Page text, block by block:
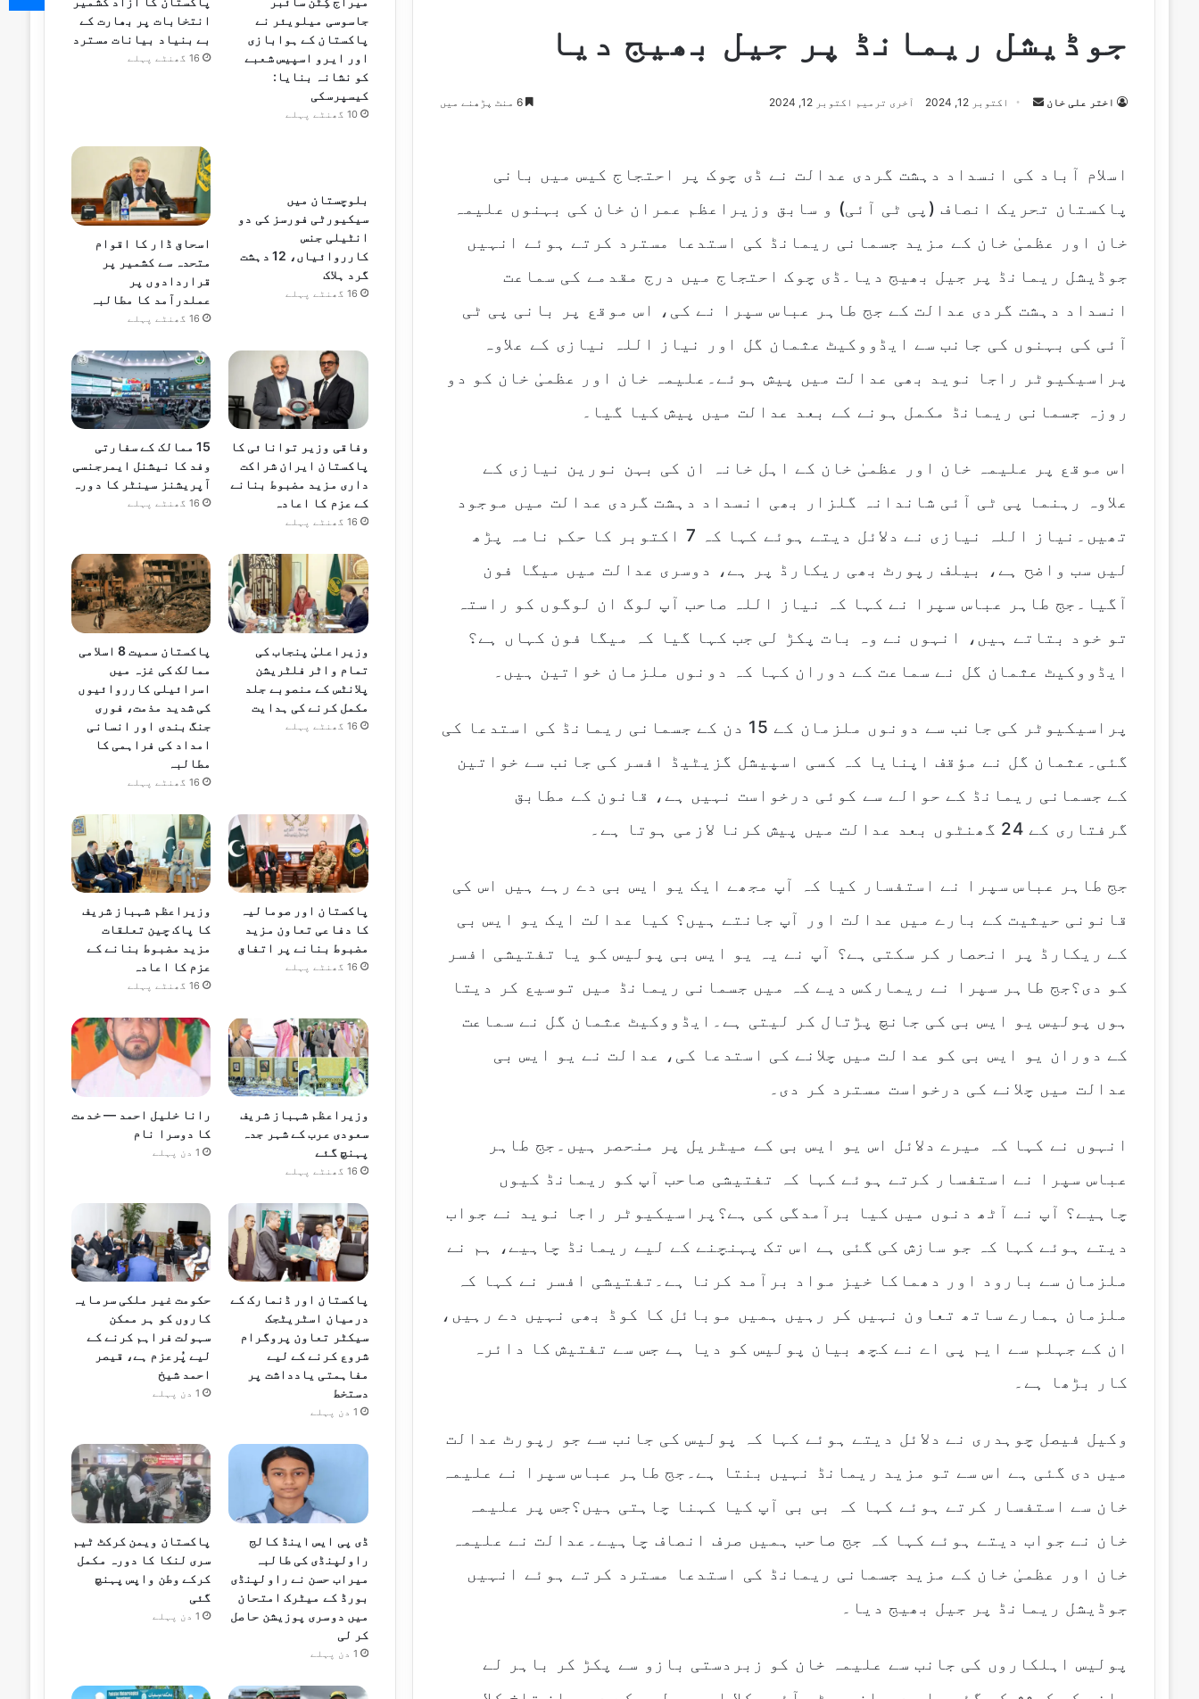
جوڈیشل ریمانڈ پر جیل بھیج دیا
اختر علی خان
S
n
m
l
اکتوبر 12, 2024 آخری ترمیم اکتوبر 12, 2024 6 منٹ پڑھنے میں
اسلام آباد کی انسداد دہشت گردی عدالت نے ڈی چوک پر احتجاج کیس میں بانی
پاکستان تحریک انصاف (پی ٹی آئی) و سابق وزیراعظم عمران خان کی بہنوں علیمہ
خان اور عظمیٰ خان کے مزید جسمانی ریمانڈ کی استدعا مسترد کرتے ہوئے انہیں
جوڈیشل ریمانڈ پر جیل بھیج دیا۔ڈی چوک احتجاج میں درج مقدمے کی سماعت
انسداد دہشت گردی عدالت کے جج طاہر عباس سپرا نے کی، اس موقع پر بانی پی ٹی
آئی کی بہنوں کی جانب سے ایڈووکیٹ عثمان گل اور نیاز اللہ نیازی کے علاوہ
پراسیکیوٹر راجا نوید بھی عدالت میں پیش ہوئے۔علیمہ خان اور عظمیٰ خان کو دو
روزہ جسمانی ریمانڈ مکمل ہونے کے بعد عدالت میں پیش کیا گیا۔
اس موقع پر علیمہ خان اور عظمیٰ خان کے اہل خانہ ان کی بہن نورین نیازی کے
علاوہ رہنما پی ٹی آئی شاندانہ گلزار بھی انسداد دہشت گردی عدالت میں موجود
تھیں۔نیاز اللہ نیازی نے دلائل دیتے ہوئے کہا کہ 7 اکتوبر کا حکم نامہ پڑھ
لیں سب واضح ہے، بیلف رپورٹ بھی ریکارڈ پر ہے، دوسری عدالت میں میگا فون
آگیا۔جج طاہر عباس سپرا نے کہا کہ نیاز اللہ صاحب آپ لوگ ان لوگوں کو راستہ
تو خود بتاتے ہیں، انہوں نے وہ بات پکڑ لی جب کہا گیا کہ میگا فون کہاں ہے؟
ایڈووکیٹ عثمان گل نے سماعت کے دوران کہا کہ دونوں ملزمان خواتین ہیں۔
پراسیکیوٹر کی جانب سے دونوں ملزمان کے 15 دن کے جسمانی ریمانڈ کی استدعا کی
گئی۔عثمان گل نے مؤقف اپنایا کہ کسی اسپیشل گزیٹیڈ افسر کی جانب سے خواتین
کے جسمانی ریمانڈ کے حوالے سے کوئی درخواست نہیں ہے، قانون کے مطابق
گرفتاری کے 24 گھنٹوں بعد عدالت میں پیش کرنا لازمی ہوتا ہے۔
جج طاہر عباس سپرا نے استفسار کیا کہ آپ مجھے ایک یو ایس بی دے رہے ہیں اس کی
قانونی حیثیت کے بارے میں عدالت اور آپ جانتے ہیں؟ کیا عدالت ایک یو ایس بی
کے ریکارڈ پر انحصار کر سکتی ہے؟ آپ نے یہ یو ایس بی پولیس کو یا تفتیشی افسر
کو دی؟جج طاہر سپرا نے ریمارکس دیے کہ میں جسمانی ریمانڈ میں توسیع کر دیتا
ہوں پولیس یو ایس بی کی جانچ پڑتال کر لیتی ہے۔ایڈووکیٹ عثمان گل نے سماعت
کے دوران یو ایس بی کو عدالت میں چلانے کی استدعا کی، عدالت نے یو ایس بی
عدالت میں چلانے کی درخواست مسترد کر دی۔
انہوں نے کہا کہ میرے دلائل اس یو ایس بی کے میٹریل پر منحصر ہیں۔جج طاہر
عباس سپرا نے استفسار کرتے ہوئے کہا کہ تفتیشی صاحب آپ کو ریمانڈ کیوں
چاہیے؟ آپ نے آٹھ دنوں میں کیا برآمدگی کی ہے؟پراسیکیوٹر راجا نوید نے جواب
دیتے ہوئے کہا کہ جو سازش کی گئی ہے اس تک پہنچنے کے لیے ریمانڈ چاہیے، ہم نے
ملزمان سے بارود اور دھماکا خیز مواد برآمد کرنا ہے۔تفتیشی افسر نے کہا کہ
ملزمان ہمارے ساتھ تعاون نہیں کر رہیں ہمیں موبائل کا کوڈ بھی نہیں دے رہیں،
ان کے جہلم سے ایم پی اے نے کچھ بیان پولیس کو دیا ہے جس سے تفتیش کا دائرہ
کار بڑھا ہے۔
وکیل فیصل چوہدری نے دلائل دیتے ہوئے کہا کہ پولیس کی جانب سے جو رپورٹ عدالت
میں دی گئی ہے اس سے تو مزید ریمانڈ نہیں بنتا ہے۔جج طاہر عباس سپرا نے علیمہ
خان سے استفسار کرتے ہوئے کہا کہ بی بی آپ کیا کہنا چاہتی ہیں؟جس پر علیمہ
خان نے جواب دیتے ہوئے کہا کہ جج صاحب ہمیں صرف انصاف چاہیے۔عدالت نے علیمہ
خان اور عظمیٰ خان کے مزید جسمانی ریمانڈ کی استدعا مسترد کرتے ہوئے انہیں
جوڈیشل ریمانڈ پر جیل بھیج دیا۔
پولیس اہلکاروں کی جانب سے علیمہ خان کو زبردستی بازو سے پکڑ کر باہر لے
جاسوسی میلویئر نے
پاکستان کے ہوابازی
اور ایرو اسپیس شعبے
کو نشانہ بنایا:
کیسپرسکی
10 گھنٹے پہلے
انتخابات پر بھارت کے
بے بنیاد بیانات مسترد
16 گھنٹے پہلے
بلوچستان میں
سیکیورٹی فورسز کی دو
انٹیلی جنس
کارروائیاں، 12 دہشت
گرد ہلاک
16 گھنٹے پہلے
اسحاق ڈار کا اقوام
متحدہ سے کشمیر پر
قراردادوں پر
عملدرآمد کا مطالبہ
16 گھنٹے پہلے
وفاقی وزیر توانائی کا
پاکستان ایران شراکت
داری مزید مضبوط بنانے
کے عزم کا اعادہ
16 گھنٹے پہلے
15 ممالک کے سفارتی
وفد کا نیشنل ایمرجنسی
آپریشنز سینٹر کا دورہ
16 گھنٹے پہلے
وزیراعلیٰ پنجاب کی
تمام واٹر فلٹریشن
پلانٹس کے منصوبے جلد
مکمل کرنے کی ہدایت
16 گھنٹے پہلے
پاکستان سمیت 8 اسلامی
ممالک کی غزہ میں
اسرائیلی کارروائیوں
کی شدید مذمت، فوری
جنگ بندی اور انسانی
امداد کی فراہمی کا
مطالبہ
16 گھنٹے پہلے
پاکستان اور صومالیہ
کا دفاعی تعاون مزید
مضبوط بنانے پر اتفاق
16 گھنٹے پہلے
وزیراعظم شہباز شریف
کا پاک چین تعلقات
مزید مضبوط بنانے کے
عزم کا اعادہ
16 گھنٹے پہلے
وزیراعظم شہباز شریف
سعودی عرب کے شہر جدہ
پہنچ گئے
16 گھنٹے پہلے
رانا خلیل احمد — خدمت
کا دوسرا نام
1 دن پہلے
پاکستان اور ڈنمارک کے
درمیان اسٹریٹجک
سیکٹر تعاون پروگرام
شروع کرنے کے لیے
مفاہمتی یادداشت پر
دستخط
1 دن پہلے
حکومت غیر ملکی سرمایہ
کاروں کو ہر ممکن
سہولت فراہم کرنے کے
لیے پُرعزم ہے، قیصر
احمد شیخ
1 دن پہلے
ڈی پی ایس اینڈ کالج
راولپنڈی کی طالبہ
میراب حسن نے راولپنڈی
بورڈ کے میٹرک امتحان
میں دوسری پوزیشن حاصل
کر لی
1 دن پہلے
پاکستان ویمن کرکٹ ٹیم
سری لنکا کا دورہ مکمل
کرکے وطن واپس پہنچ
گئی
1 دن پہلے